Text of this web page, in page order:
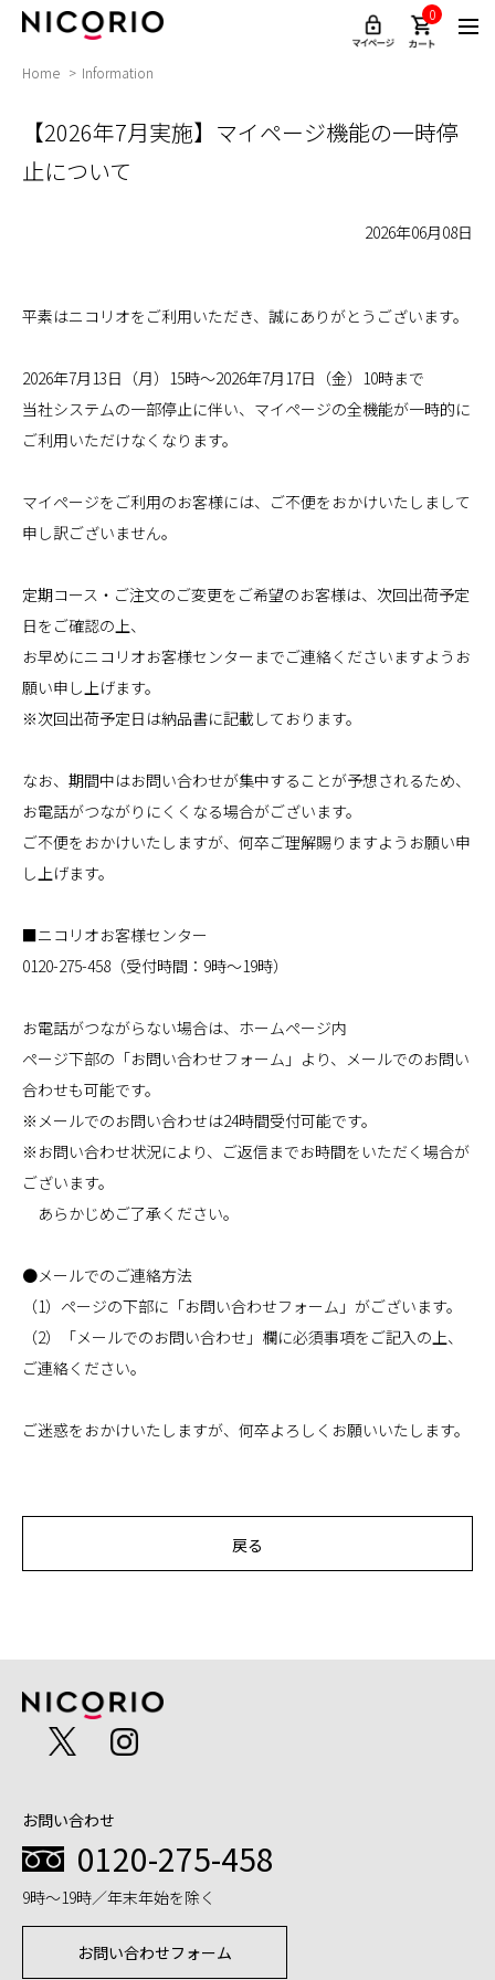
0
Home Information
【2026年7月実施】マイページ機能の一時停
止について
2026年06月08日
平素はニコリオをご利用いただき、誠にありがとうございます。
2026年7月13日（月）15時～2026年7月17日（金）10時まで
当社システムの一部停止に伴い、マイページの全機能が一時的に
ご利用いただけなくなります。
マイページをご利用のお客様には、ご不便をおかけいたしまして
申し訳ございません。
定期コース・ご注文のご変更をご希望のお客様は、次回出荷予定
日をご確認の上、
お早めにニコリオお客様センターまでご連絡くださいますようお
願い申し上げます。
※次回出荷予定日は納品書に記載しております。
なお、期間中はお問い合わせが集中することが予想されるため、
お電話がつながりにくくなる場合がございます。
ご不便をおかけいたしますが、何卒ご理解賜りますようお願い申
し上げます。
■ニコリオお客様センター
0120-275-458（受付時間：9時～19時）
お電話がつながらない場合は、ホームページ内
ページ下部の「お問い合わせフォーム」より、メールでのお問い
合わせも可能です。
※メールでのお問い合わせは24時間受付可能です。
※お問い合わせ状況により、ご返信までお時間をいただく場合が
ございます。
あらかじめご了承ください。
●メールでのご連絡方法
（1）ページの下部に「お問い合わせフォーム」がございます。
（2）「メールでのお問い合わせ」欄に必須事項をご記入の上、
ご連絡ください。
ご迷惑をおかけいたしますが、何卒よろしくお願いいたします。
戻る
お問い合わせ
0120-275-458
9時～19時／年末年始を除く
お問い合わせフォーム